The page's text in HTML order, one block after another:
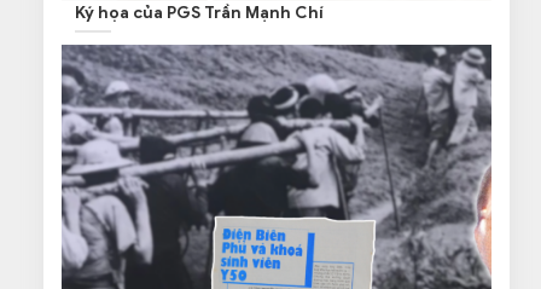
Ký họa của PGS Trần Mạnh Chí